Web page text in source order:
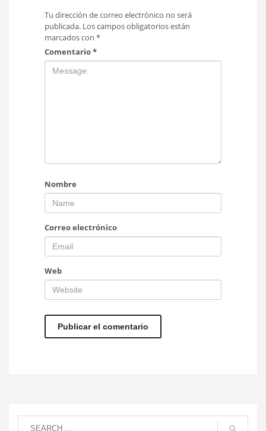
Tu dirección de correo electrónico no será
publicada. Los campos obligatorios están
marcados con *
Comentario*
Nombre
Correo electrónico
Web